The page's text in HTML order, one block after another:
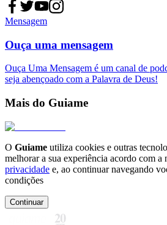
Mensagem
Ouça uma mensagem
Ouça Uma Mensagem é um canal de
seja abençoado com a Palavra de Deus!
Mais do Guiame
O Guiame utiliza cookies e outras
melhorar a sua experiência acordo com a
privacidade e, ao continuar navegando
condições
Continuar